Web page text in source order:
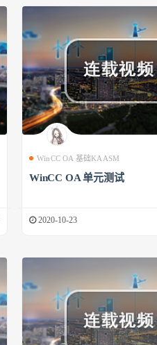
WinCC OA 基础KAASM
WinCC OA 单元测试
2020-10-23